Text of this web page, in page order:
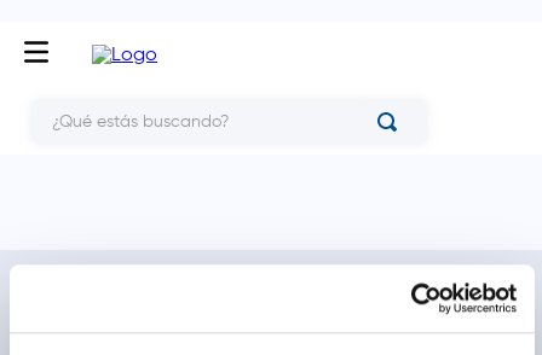
Conócenos
Cómo comprar